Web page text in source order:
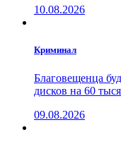
10.08.2026
Криминал
Благовещенца
дисков на 60
09.08.2026